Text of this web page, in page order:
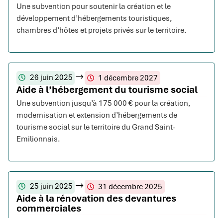
Une subvention pour soutenir la création et le
développement d’hébergements touristiques,
chambres d’hôtes et projets privés sur le territoire.
26 juin 2025 1 décembre 2027
Aide à l’hébergement du tourisme social
Une subvention jusqu’à 175 000 € pour la création,
modernisation et extension d’hébergements de
tourisme social sur le territoire du Grand Saint-
Emilionnais.
25 juin 2025 31 décembre 2025
Aide à la rénovation des devantures
commerciales